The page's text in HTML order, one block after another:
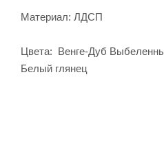
Материал: ЛДСП
Цвета: Венге-Дуб
Белый глянец